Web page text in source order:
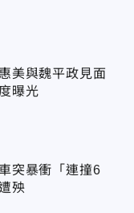
美與魏平政見面
曝光
突暴衝「連撞6
殃